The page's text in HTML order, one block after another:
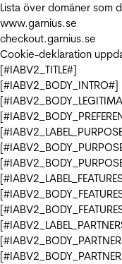
Lista över domäner som
www.garnius.se
checkout.garnius.se
Cookie-deklaration
[#IABV2_TITLE#]
[#IABV2_BODY_INTRO#]